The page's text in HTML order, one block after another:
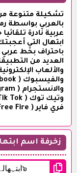
تشكيلة متنوعة
بالعربي بواسطة
عربية نادرة
ابتهال التي
باحتراف بخط
العديد من
فري فاير ( Free Fire ).
زخرفة اسم